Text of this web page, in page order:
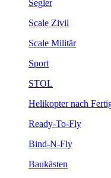
Segler
Scale Zivil
Scale Militär
Sport
STOL
Helikopter nach
Ready-To-Fly
Bind-N-Fly
Baukästen